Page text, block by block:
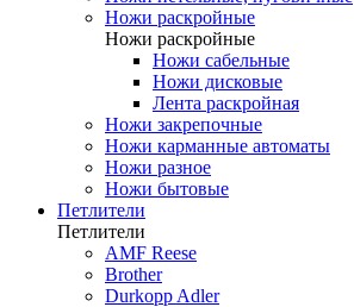
Ножи раскройные
Ножи раскройные
Ножи сабельные
Ножи дисковые
Лента раскройная
Ножи закрепочные
Ножи карманные автоматы
Ножи разное
Ножи бытовые
Петлители
Петлители
AMF Reese
Brother
Durkopp Adler